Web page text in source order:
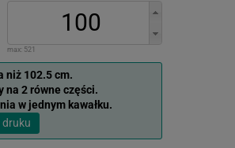
max: 521
niż 102.5 cm.
na 2 równe części.
w jednym kawałku.
druku